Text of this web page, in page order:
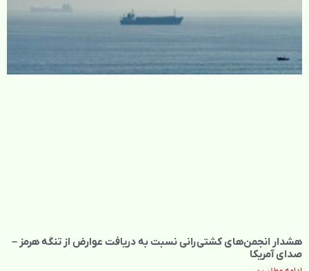
هشدار انجمن‌های کشتی‌رانی نسبت به دریافت عوارض از تنگه هرمز –
صدای آمریکا